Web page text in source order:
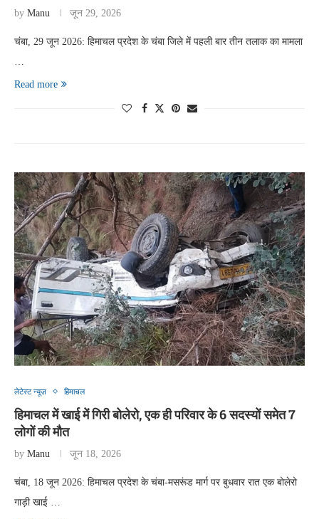
by Manu जून 29, 2026
चंबा, 29 जून 2026: हिमाचल प्रदेश के चंबा जिले में पहली बार तीन तलाक का मामला
Read more
लेटेस्ट न्यूज़ हिमाचल
हिमाचल में खाई में गिरी बोलेरो, एक ही परिवार के 6 सदस्यों समेत 7
लोगों की मौत
by Manu जून 18, 2026
चंबा, 18 जून 2026: हिमाचल प्रदेश के चंबा-मसरूंड मार्ग पर बुधवार रात एक बोलेरो
गाड़ी खाई …